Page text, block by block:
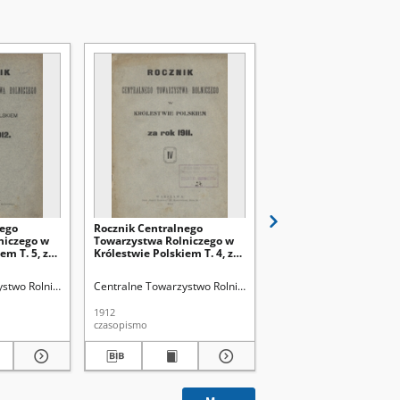
w
T. 5, za
Rolnicze w Królestwie Polskiem
Rocznik Centralnego
Towarzystwa Rolniczego w
Królestwie Polskiem T. 4, za
Centralne Towarzystwo Rolnicze w Królestwie Polskiem
1912
czasopismo